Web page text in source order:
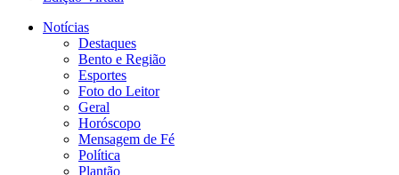
Notícias
Destaques
Bento e Região
Esportes
Foto do Leitor
Geral
Horóscopo
Mensagem de Fé
Política
Plantão